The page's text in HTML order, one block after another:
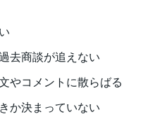
去商談が追えない
やコメントに散らばる
か決まっていない